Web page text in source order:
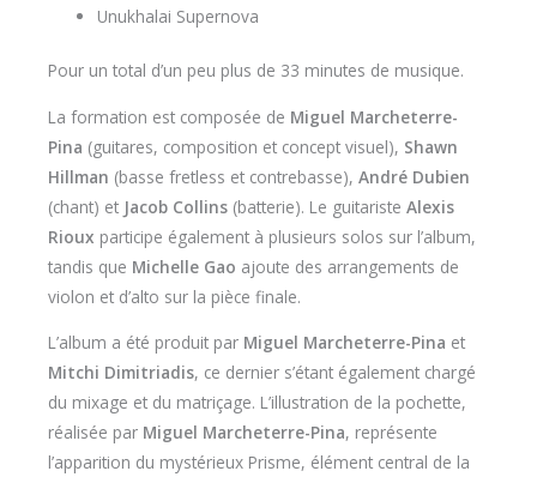
Unukhalai Supernova
Pour un total d’un peu plus de 33 minutes de musique.
La formation est composée de Miguel Marcheterre-
Pina (guitares, composition et concept visuel), Shawn
Hillman (basse fretless et contrebasse), André Dubien
(chant) et Jacob Collins (batterie). Le guitariste Alexis
Rioux participe également à plusieurs solos sur l’album,
tandis que Michelle Gao ajoute des arrangements de
violon et d’alto sur la pièce finale.
L’album a été produit par Miguel Marcheterre-Pina et
Mitchi Dimitriadis, ce dernier s’étant également chargé
du mixage et du matriçage. L’illustration de la pochette,
réalisée par Miguel Marcheterre-Pina, représente
l’apparition du mystérieux Prisme, élément central de la